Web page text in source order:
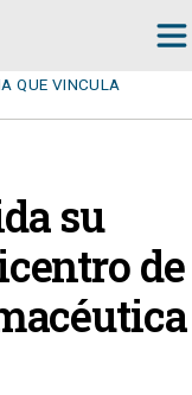
QUE VINCULA
su
de